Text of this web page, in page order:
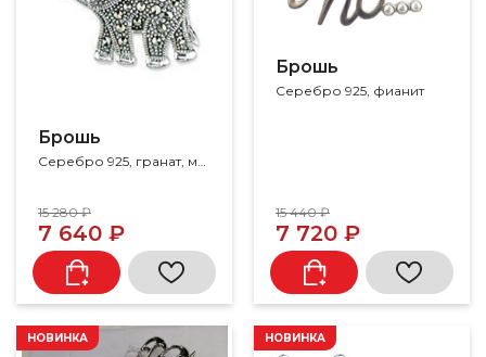
Брошь
Серебро 925, гранат, марказит
15 280 ₽
7 640 ₽
Брошь
Серебро 925, фианит
15 440 ₽
7 720 ₽
НОВИНКА НОВИНКА